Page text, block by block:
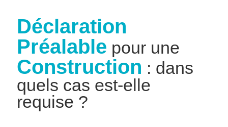
Déclaration
Préalable pour une
Construction : dans
quels cas est-elle
requise ?